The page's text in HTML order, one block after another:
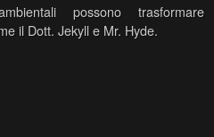
possono trasformare
il Dott. Jekyll e Mr. Hyde.